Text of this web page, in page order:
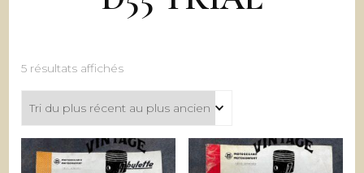
5 résultats affichésTrié
plus
récent
au
plus